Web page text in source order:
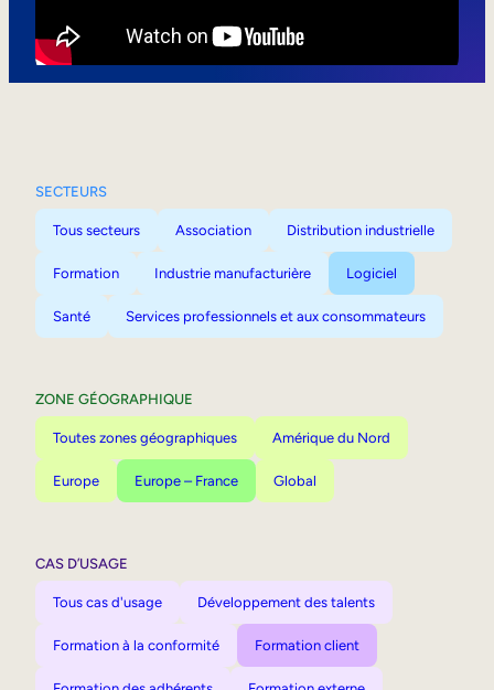
SECTEURS
Tous secteurs Association Distribution industrielle
Formation Industrie manufacturière Logiciel
Santé Services professionnels et aux consommateurs
ZONE GÉOGRAPHIQUE
Toutes zones géographiques Amérique du Nord
Europe Europe – France Global
CAS D’USAGE
Tous cas d'usage Développement des talents
Formation à la conformité Formation client